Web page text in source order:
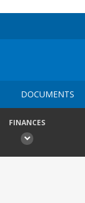
DOCUMENTS
FINANCES